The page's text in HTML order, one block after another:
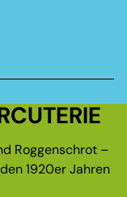
Roggenschrot –
1920er Jahren